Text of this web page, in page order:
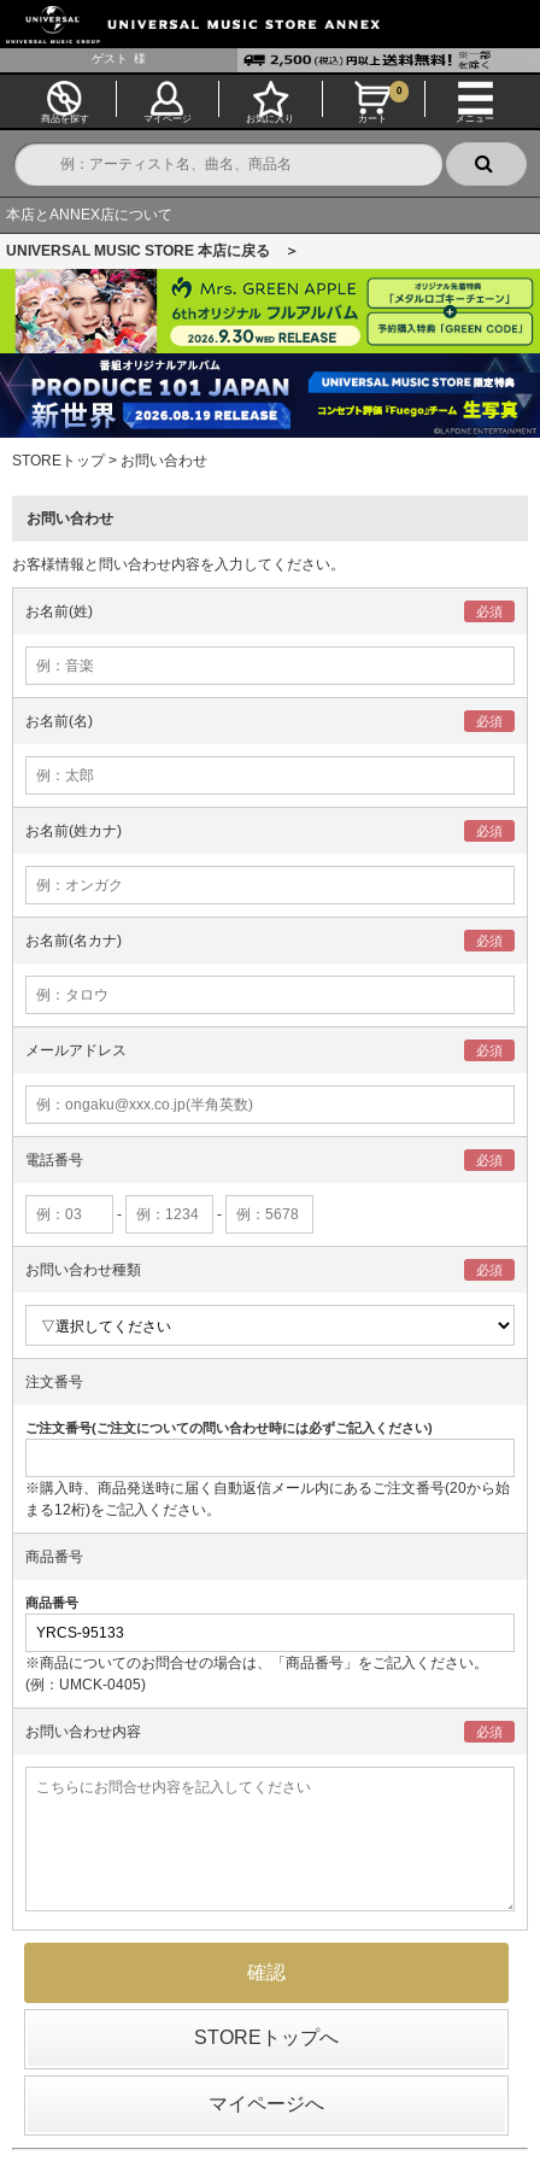
ゲスト 様
商品を探す マイページ お気に入り カート
0
メニュー
本店とANNEX店について
UNIVERSAL MUSIC STORE 本店に戻る ＞
STOREトップ> お問い合わせ
お問い合わせ
お客様情報と問い合わせ内容を入力してください。
お名前(姓)
お名前(名)
お名前(姓カナ)
お名前(名カナ)
メールアドレス
電話番号
- -
お問い合わせ種類
注文番号
ご注文番号(ご注文についての問い合わせ時には必ずご記入ください)
※購入時、商品発送時に届く自動返信メール内にあるご注文番号(20から始
まる12桁)をご記入ください。
商品番号
商品番号
※商品についてのお問合せの場合は、「商品番号」をご記入ください。
(例：UMCK-0405)
お問い合わせ内容
STOREトップへ
マイページへ